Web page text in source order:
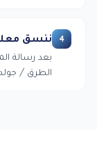
4 ننسق معك
بعد رسالة
الطرق /